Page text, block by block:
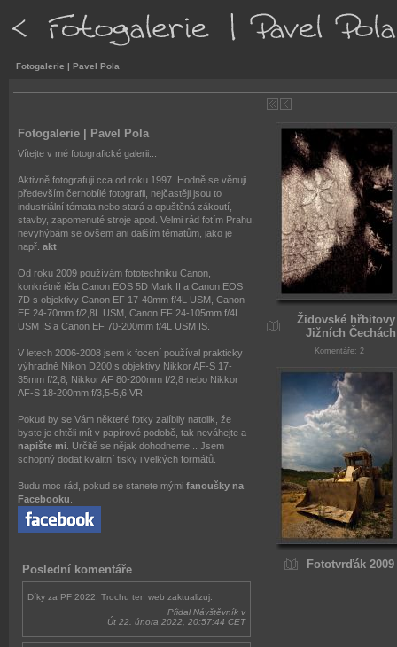
Fotogalerie | Pavel Pola
Fotogalerie | Pavel Pola
Vítejte v mé fotografické galerii...
Aktivně fotografuji cca od roku 1997. Hodně se věnuji
především černobílé fotografii, nejčastěji jsou to
industriální témata nebo stará a opuštěná zákoutí,
stavby, zapomenuté stroje apod. Velmi rád fotím Prahu,
nevyhýbám se ovšem ani dalším tématům, jako je
např. akt
Od roku 2009 používám fototechniku Canon,
konkrétně těla Canon EOS 5D Mark II a Canon EOS
7D s objektivy Canon EF 17-40mm f/4L USM, Canon
EF 24-70mm f/2,8L USM, Canon EF 24-105mm f/4L
USM IS a Canon EF 70-200mm f/4L USM IS.
V letech 2006-2008 jsem k focení používal prakticky
výhradně Nikon D200 s objektivy Nikkor AF-S 17-
35mm f/2,8, Nikkor AF 80-200mm f/2,8 nebo Nikkor
AF-S 18-200mm f/3,5-5,6 VR.
Pokud by se Vám některé fotky zalíbily natolik, že
byste je chtěli mít v papírové podobě, tak neváhejte a
napište mi . Určitě se nějak dohodneme... Jsem
schopný dodat kvalitní tisky i velkých formátů.
Budu moc rád, pokud se stanete mými fanoušky na
Facebooku
Poslední komentáře
Díky za PF 2022. Trochu ten web zaktualizuj.
Přidal Návštěvník v
Út 22. února 2022, 20:57:44 CET
Židovské hřbitovy
Jižních Čechách
Komentáře: 2
Fototvrďák 2009